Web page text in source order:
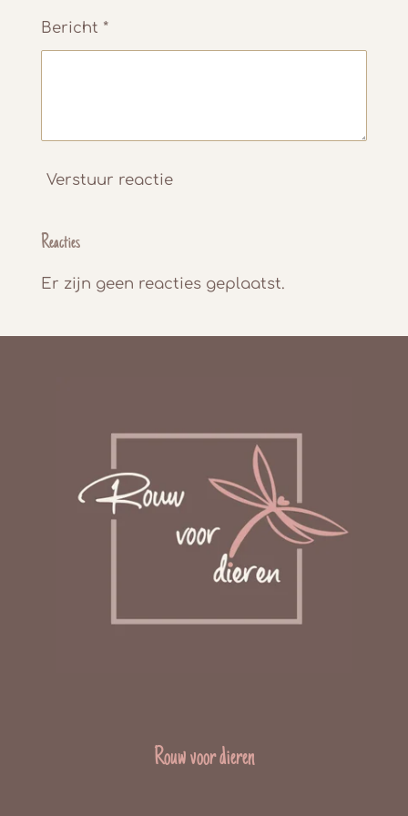
Bericht *
Verstuur reactie
Reacties
Er zijn geen reacties geplaatst.
Rouw voor dieren